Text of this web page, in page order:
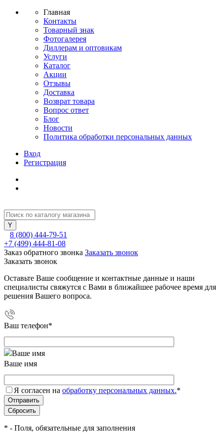
Главная
Контакты
Товарный знак
Фотогалерея
Диллерам и оптовикам
Услуги
Каталог
Акции
Отзывы
Доставка
Возврат товара
Вопрос ответ
Блог
Новости
Политика обработки персональных данных
Вход
Регистрация
8 (800) 444-79-51
+7 (499) 444-81-08
Заказ обратного звонка Заказать звонок
Заказать звонок
Оставьте Ваше сообщение и контактные данные и наши
специалисты свяжутся с Вами в ближайшее рабочее время для
решения Вашего вопроса.
Ваш телефон*
Ваше имя
Я согласен на обработку персональных данных.*
* - Поля, обязательные для заполнения